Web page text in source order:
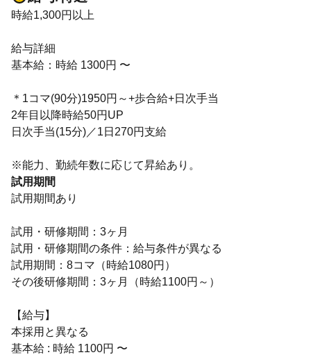
時給1,300円以上
給与詳細
基本給：時給 1300円 〜
＊1コマ(90分)1950円～+歩合給+日次手当
2年目以降時給50円UP
日次手当(15分)／1日270円支給
※能力、勤続年数に応じて昇給あり。
試用期間
試用期間あり
試用・研修期間：3ヶ月
試用・研修期間の条件：給与条件が異なる
試用期間：8コマ（時給1080円）
その後研修期間：3ヶ月（時給1100円～）
【給与】
本採用と異なる
基本給 : 時給 1100円 〜